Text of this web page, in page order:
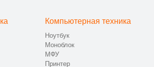
Компьютерная техника
Ноутбук
Моноблок
МФУ
Принтер